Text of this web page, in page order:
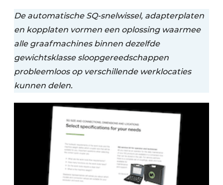
De automatische SQ-snelwissel, adapterplaten
en kopplaten vormen een oplossing waarmee
alle graafmachines binnen dezelfde
gewichtsklasse sloopgereedschappen
probleemloos op verschillende werklocaties
kunnen delen.